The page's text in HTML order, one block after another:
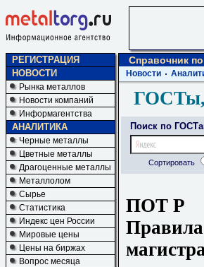
РЕГИСТРАЦИЯ
НОВОСТИ
Рынка металлов
Новости компаний
Информагентства
АНАЛИТИКА
Черные металлы
Цветные металлы
Драгоценные металлы
Металлолом
Сырье
Статистика
Индекс цен России
Мировые цены
Цены на биржах
Вопрос месяца
Справочник
Новости
ГОСТы,
Поиск по
Сортировать
ПОТ Р
Правила